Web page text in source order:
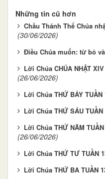
Những tin cũ hơn
Chầu Thánh Thể Chúa
(30/06/2026)
Điều Chúa muốn: từ bỏ
Lời Chúa CHÚA NHẬT
(26/06/2026)
Lời Chúa THỨ BẢY TUẦN
Lời Chúa THỨ SÁU
Lời Chúa THỨ NĂM
(26/06/2026)
Lời Chúa THỨ TƯ TUẦN
Lời Chúa THỨ BA TUẦN